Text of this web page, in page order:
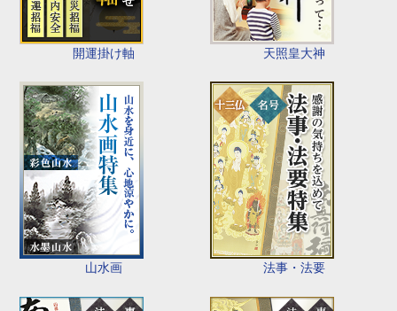
開運掛け軸 天照皇大神
山水画 法事・法要